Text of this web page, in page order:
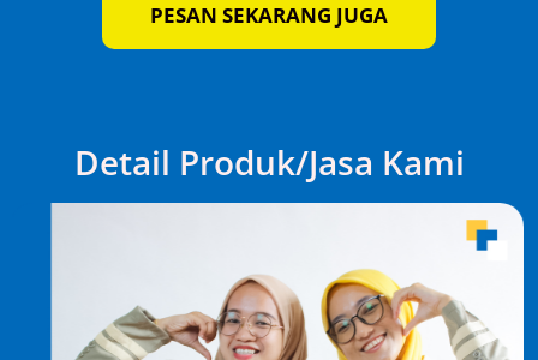
PESAN SEKARANG JUGA
Detail Produk/Jasa Kami